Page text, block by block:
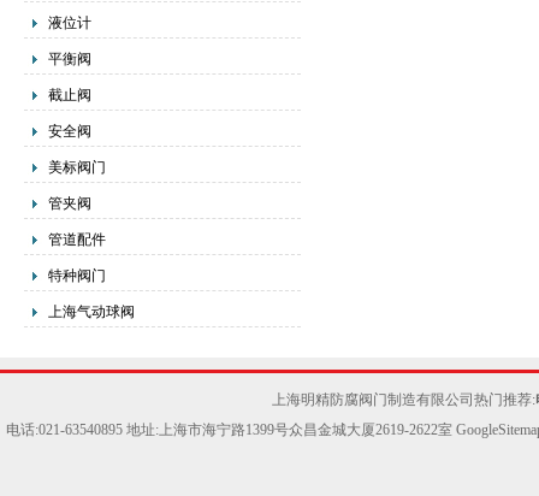
液位计
平衡阀
截止阀
安全阀
美标阀门
管夹阀
管道配件
特种阀门
上海气动球阀
上海明精防腐阀门制造有限公司热门推荐:
电话:021-63540895 地址:上海市海宁路1399号众昌金城大厦2619-2622室